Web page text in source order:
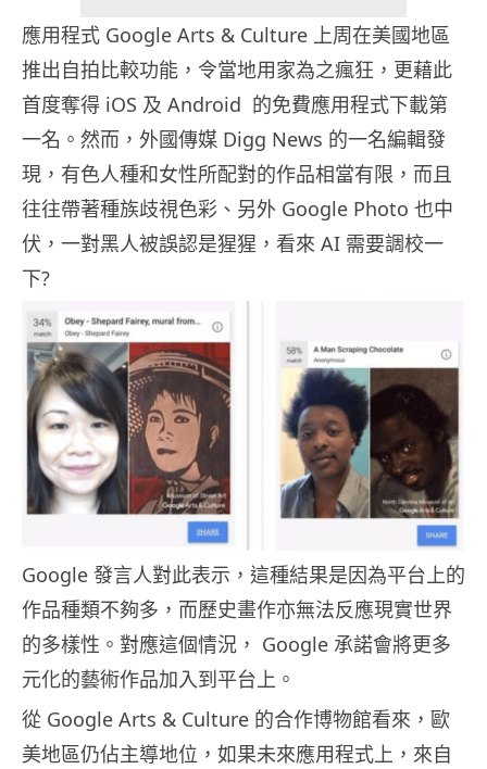
應用程式 Google Arts & Culture 上周在美國地區
推出自拍比較功能，令當地用家為之瘋狂，更藉此
首度奪得 iOS 及 Android 的免費應用程式下載第
一名。然而，外國傳媒 Digg News 的一名編輯發
現，有色人種和女性所配對的作品相當有限，而且
往往帶著種族歧視色彩、另外 Google Photo 也中
伏，一對黑人被誤認是猩猩，看來 AI 需要調校一
下?
Google 發言人對此表示，這種結果是因為平台上的
作品種類不夠多，而歷史畫作亦無法反應現實世界
的多樣性。對應這個情況， Google 承諾會將更多
元化的藝術作品加入到平台上。
從 Google Arts & Culture 的合作博物館看來，歐
美地區仍佔主導地位，如果未來應用程式上，來自